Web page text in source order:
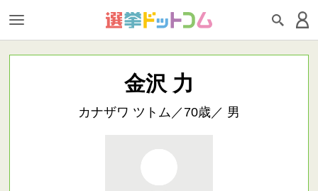
金沢 力
カナザワ ツトム／70歳／ 男